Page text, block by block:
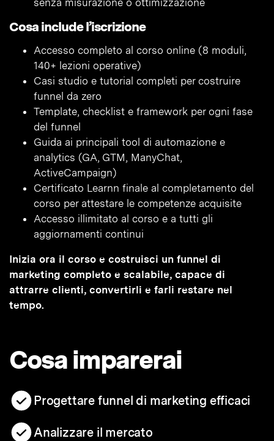
senza misurazione o ottimizzazione
Cosa include l’iscrizione
Accesso completo al corso online (8 moduli,
140+ lezioni operative)
Casi studio e tutorial completi per costruire
funnel da zero
Template, checklist e framework per ogni fase
del funnel
Guida ai principali tool di automazione e
analytics (GA, GTM, ManyChat,
ActiveCampaign)
Certificato Learnn finale al completamento del
corso per attestare le competenze acquisite
Accesso illimitato al corso e a tutti gli
aggiornamenti continui
Inizia ora il corso e costruisci un funnel di
marketing completo e scalabile, capace di
attrarre clienti, convertirli e farli restare nel
tempo.
Cosa imparerai
Progettare funnel di marketing efficaci
Analizzare il mercato